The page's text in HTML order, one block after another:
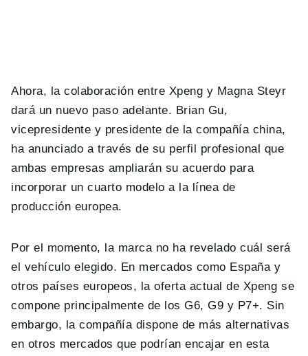
Ahora, la colaboración entre Xpeng y Magna Steyr
dará un nuevo paso adelante. Brian Gu,
vicepresidente y presidente de la compañía china,
ha anunciado a través de su perfil profesional que
ambas empresas ampliarán su acuerdo para
incorporar un cuarto modelo a la línea de
producción europea.
Por el momento, la marca no ha revelado cuál será
el vehículo elegido. En mercados como España y
otros países europeos, la oferta actual de Xpeng se
compone principalmente de los G6, G9 y P7+. Sin
embargo, la compañía dispone de más alternativas
en otros mercados que podrían encajar en esta